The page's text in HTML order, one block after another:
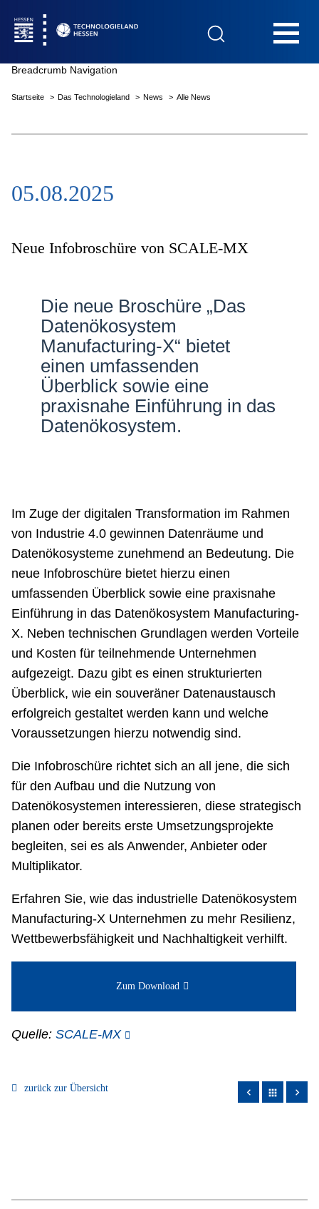
Das Technologieland
Innovationsfelder
Netzwerke
Breadcrumb Navigation
Startseite Das Technologieland News Alle News
05.08.2025
Neue Infobroschüre von SCALE-MX
Die neue Broschüre „Das
Datenökosystem
Manufacturing-X“ bietet
einen umfassenden
Überblick sowie eine
praxisnahe Einführung in das
Datenökosystem.
Im Zuge der digitalen Transformation im Rahmen
von Industrie 4.0 gewinnen Datenräume und
Datenökosysteme zunehmend an Bedeutung. Die
neue Infobroschüre bietet hierzu einen
umfassenden Überblick sowie eine praxisnahe
Einführung in das Datenökosystem Manufacturing-
X. Neben technischen Grundlagen werden Vorteile
und Kosten für teilnehmende Unternehmen
aufgezeigt. Dazu gibt es einen strukturierten
Überblick, wie ein souveräner Datenaustausch
erfolgreich gestaltet werden kann und welche
Voraussetzungen hierzu notwendig sind.
Die Infobroschüre richtet sich an all jene, die sich
für den Aufbau und die Nutzung von
Datenökosystemen interessieren, diese strategisch
planen oder bereits erste Umsetzungsprojekte
begleiten, sei es als Anwender, Anbieter oder
Multiplikator.
Erfahren Sie, wie das industrielle Datenökosystem
Manufacturing-X Unternehmen zu mehr Resilienz,
Wettbewerbsfähigkeit und Nachhaltigkeit verhilft.
Zum Download
Quelle: SCALE-MX
zurück zur Übersicht apps